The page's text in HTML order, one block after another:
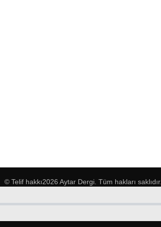
© Telif hakkı2026 Aytar Dergi. Tüm hakları saklıdır.